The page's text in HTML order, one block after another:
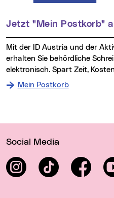
Jetzt "Mein Postkorb"
Mit der ID Austria und der Aktivierung von “Mein Postkorb”
erhalten Sie behördliche
elektronisch. Spart Zeit,
Mein Postkorb
Social Media
InstagramTikTok Facebook